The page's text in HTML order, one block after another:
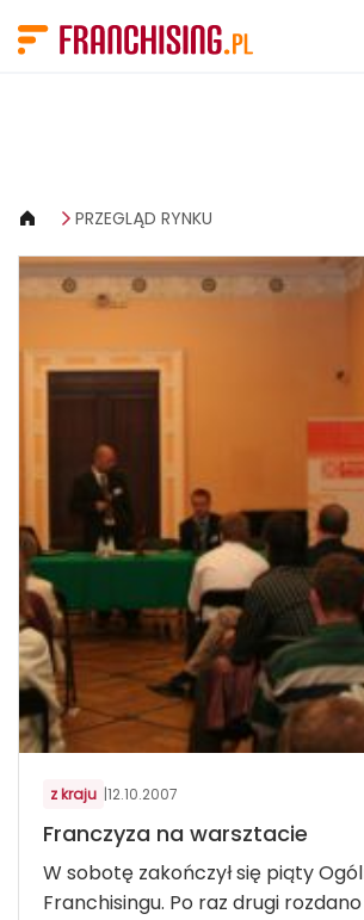
PRZEGLĄD RYNKU
z kraju |12.10.2007
Franczyza na warsztacie
W sobotę zakończył się piąty
Franchisingu. Po raz drugi